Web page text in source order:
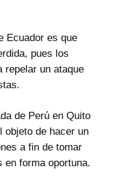
Ecuador es que
pues los
repelar un ataque
de Perú en Quito
objeto de hacer un
a fin de tomar
en forma oportuna.